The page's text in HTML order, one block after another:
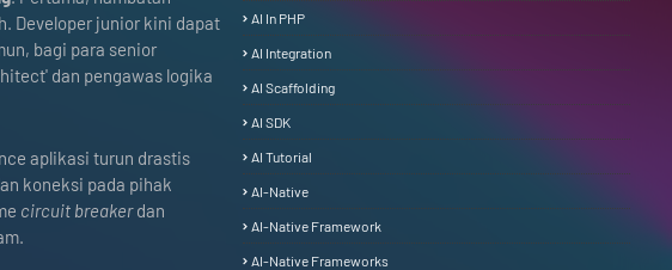
Developer junior kini dapat
bagi para senior
dan pengawas logika
aplikasi turun drastis
koneksi pada pihak
circuit breakerdan
AI In PHP
AI Integration
AI Scaffolding
AI SDK
AI Tutorial
AI-Native
AI-Native Framework
AI-Native Frameworks